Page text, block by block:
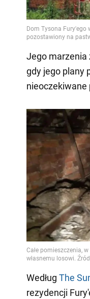
Jego marzenia
gdy jego plany
nieoczekiwane
Według The
rezydencji